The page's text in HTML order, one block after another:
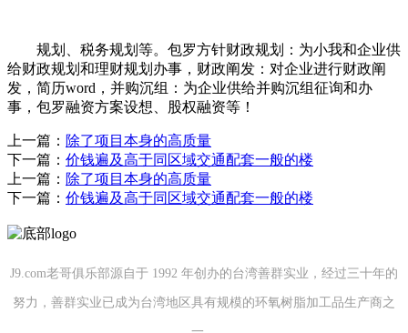
规划、税务规划等。包罗方针财政规划：为小我和企业供
给财政规划和理财规划办事，财政阐发：对企业进行财政阐
发，简历word，并购沉组：为企业供给并购沉组征询和办
事，包罗融资方案设想、股权融资等！
上一篇： 除了项目本身的高质量
下一篇： 价钱遍及高于同区域交通配套一般的楼
上一篇： 除了项目本身的高质量
下一篇： 价钱遍及高于同区域交通配套一般的楼
J9.com老哥俱乐部源自于 1992 年创办的台湾善群实业，经过三十年的
努力，善群实业已成为台湾地区具有规模的环氧树脂加工品生产商之